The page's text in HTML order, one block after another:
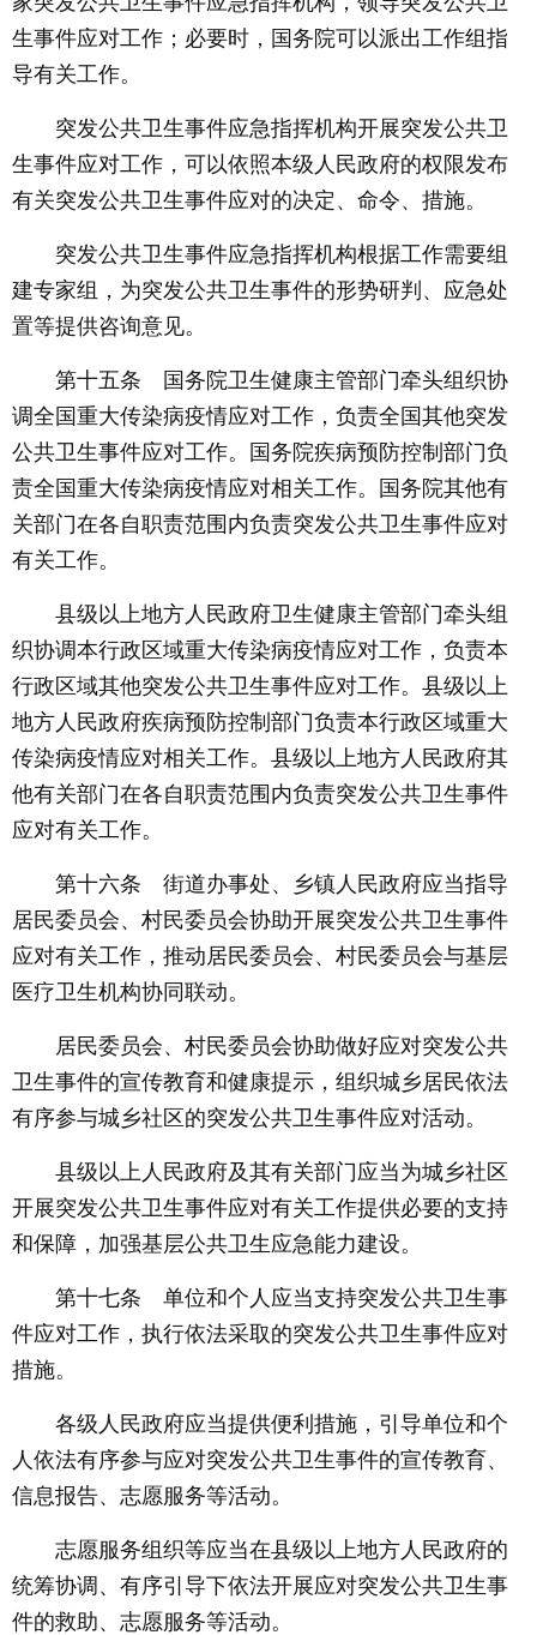
生事件应对工作；必要时，国务院可以派出工作组指
导有关工作。
突发公共卫生事件应急指挥机构开展突发公共卫
生事件应对工作，可以依照本级人民政府的权限发布
有关突发公共卫生事件应对的决定、命令、措施。
突发公共卫生事件应急指挥机构根据工作需要组
建专家组，为突发公共卫生事件的形势研判、应急处
置等提供咨询意见。
第十五条 国务院卫生健康主管部门牵头组织协
调全国重大传染病疫情应对工作，负责全国其他突发
公共卫生事件应对工作。国务院疾病预防控制部门负
责全国重大传染病疫情应对相关工作。国务院其他有
关部门在各自职责范围内负责突发公共卫生事件应对
有关工作。
县级以上地方人民政府卫生健康主管部门牵头组
织协调本行政区域重大传染病疫情应对工作，负责本
行政区域其他突发公共卫生事件应对工作。县级以上
地方人民政府疾病预防控制部门负责本行政区域重大
传染病疫情应对相关工作。县级以上地方人民政府其
他有关部门在各自职责范围内负责突发公共卫生事件
应对有关工作。
第十六条 街道办事处、乡镇人民政府应当指导
居民委员会、村民委员会协助开展突发公共卫生事件
应对有关工作，推动居民委员会、村民委员会与基层
医疗卫生机构协同联动。
居民委员会、村民委员会协助做好应对突发公共
卫生事件的宣传教育和健康提示，组织城乡居民依法
有序参与城乡社区的突发公共卫生事件应对活动。
县级以上人民政府及其有关部门应当为城乡社区
开展突发公共卫生事件应对有关工作提供必要的支持
和保障，加强基层公共卫生应急能力建设。
第十七条 单位和个人应当支持突发公共卫生事
件应对工作，执行依法采取的突发公共卫生事件应对
措施。
各级人民政府应当提供便利措施，引导单位和个
人依法有序参与应对突发公共卫生事件的宣传教育、
信息报告、志愿服务等活动。
志愿服务组织等应当在县级以上地方人民政府的
统筹协调、有序引导下依法开展应对突发公共卫生事
件的救助、志愿服务等活动。